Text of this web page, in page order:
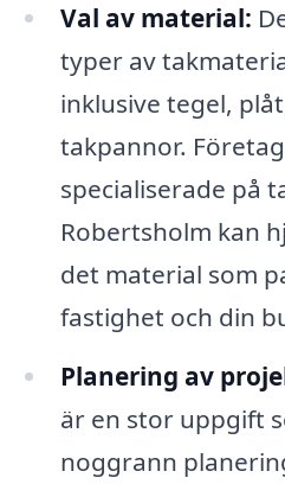
Val av material:
typer av
inklusive tegel,
takpannor.
specialiserade på
Robertsholm kan
det material som
fastighet och din
Planering av
är en stor uppgift
noggrann